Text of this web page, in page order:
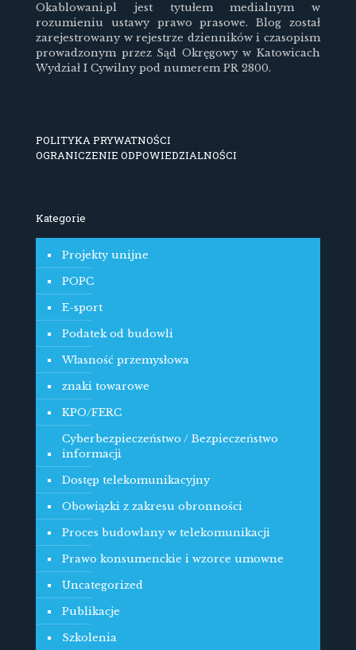
Okablowani.pl jest tytułem medialnym w
rozumieniu ustawy prawo prasowe. Blog został
zarejestrowany w rejestrze dzienników i czasopism
prowadzonym przez Sąd Okręgowy w Katowicach
Wydział I Cywilny pod numerem PR 2800.
POLITYKA PRYWATNOŚCI
OGRANICZENIE ODPOWIEDZIALNOŚCI
Kategorie
Projekty unijne
POPC
E-sport
Podatek od budowli
Własność przemysłowa
znaki towarowe
KPO/FERC
Cyberbezpieczeństwo / Bezpieczeństwo
informacji
Dostęp telekomunikacyjny
Obowiązki z zakresu obronności
Proces budowlany w telekomunikacji
Prawo konsumenckie i wzorce umowne
Uncategorized
Publikacje
Szkolenia